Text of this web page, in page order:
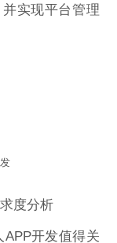
实现平台管理
度分析
开发值得关